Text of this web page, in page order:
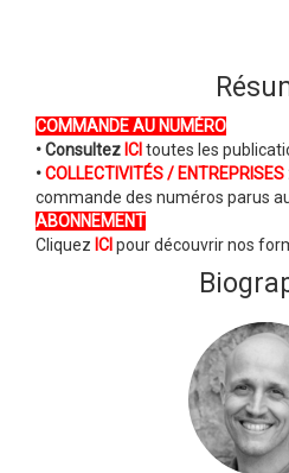
COMMANDE AU NUMÉRO
• Consultez ICI toutes les
•COLLECTIVITÉS / ENTREPRISES
commande des numéros parus
ABONNEMENT
Cliquez ICI pour découvrir nos